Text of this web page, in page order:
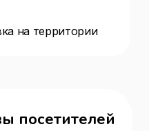
на территории
посетителей